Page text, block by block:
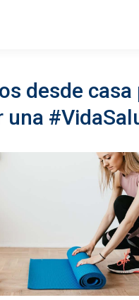
desde casa
una
You are here: